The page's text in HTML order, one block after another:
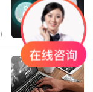
)